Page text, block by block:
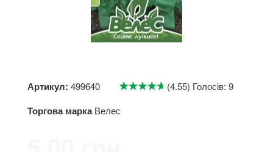
Артикул: 499640 (4.55) Голосів: 9
Торгова марка Велес